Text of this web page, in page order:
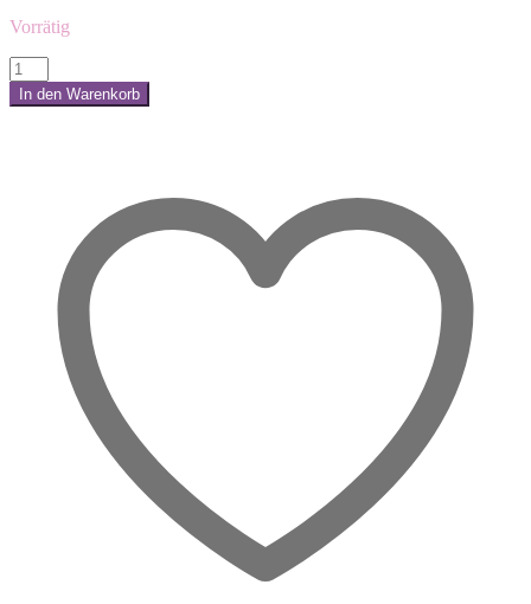
Vorrätig
Schutz
der
Engel
In den Warenkorb